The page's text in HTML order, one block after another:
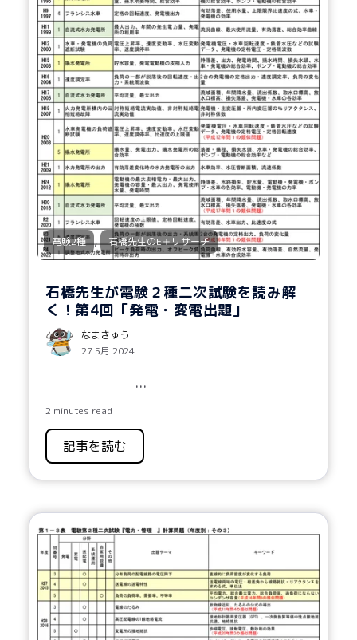
電験2種 , 石橋先生のE＋リサーチ
石橋先生が電験２種二次試験を読み解
く！第4回「発電・変電出題」
なまきゅう
27 5月 2024
...
2 minutes read
記事を読む